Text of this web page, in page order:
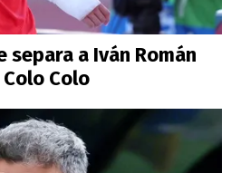
separa a Iván Román
Colo